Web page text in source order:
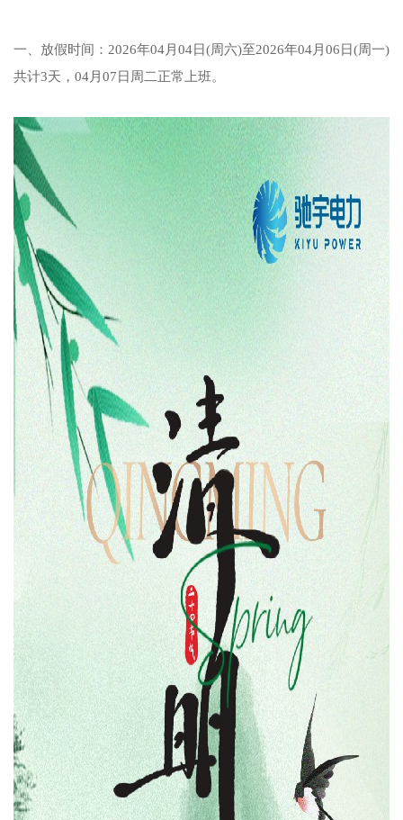
一、放假时间：2026年04月04日(周六)至2026年04月06日(周一)
共计3天，04月07日周二正常上班。